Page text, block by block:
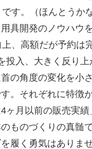
す。（ほんとうかな
具開発のノウハウ
、高額だが予約は
投入、大きく反り上
の角度の変化を小
。それぞれに特徴
ヶ月以前の販売実
ものづくりの真髄
履く勇気はありま